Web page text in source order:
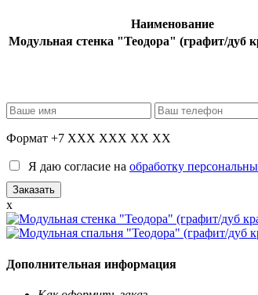
Наименование
Модульная стенка "Теодора" (графит/дуб
Формат +7 XXX XXX XX XX
Я даю согласие на обработку
x
Дополнительная информация